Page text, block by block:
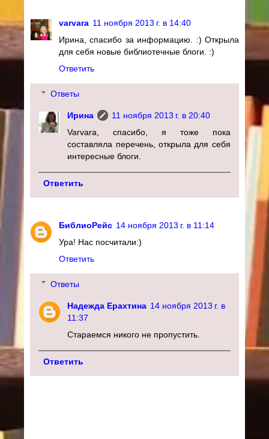
varvara 11 ноября 2013 г. в 14:40
Ирина, спасибо за информацию. :) Открыла
для себя новые библиотечные блоги. :)
Ответить
Ответы
Ирина
11 ноября 2013 г. в 20:40
Varvara, спасибо, я тоже пока
составляла перечень, открыла для себя
интересные блоги.
Ответить
БиблиоРейс 14 ноября 2013 г. в 11:14
Ура! Нас посчитали:)
Ответить
Ответы
Надежда Ерахтина 14 ноября 2013 г. в
11:37
Стараемся никого не пропустить.
Ответить